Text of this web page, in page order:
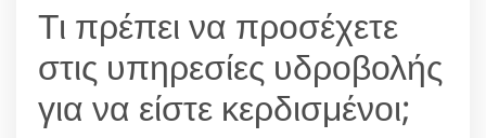
Τι πρέπει να προσέχετε
στις υπηρεσίες υδροβολής
για να είστε κερδισμένοι;